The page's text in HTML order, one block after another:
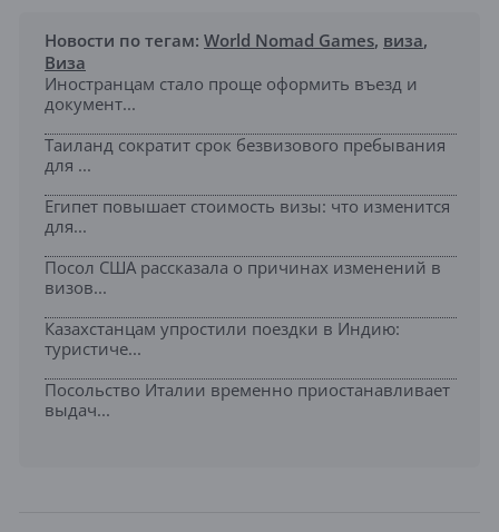
Новости по тегам: World Nomad Games, виза,
Виза
Иностранцам стало проще оформить въезд и
документ...
Таиланд сократит срок безвизового пребывания
для ...
Египет повышает стоимость визы: что изменится
для...
Посол США рассказала о причинах изменений в
визов...
Казахстанцам упростили поездки в Индию:
туристиче...
Посольство Италии временно приостанавливает
выдач...